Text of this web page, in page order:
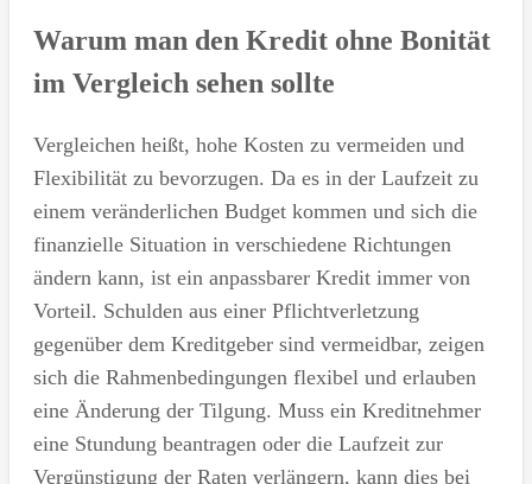
Warum man den Kredit ohne Bonität
im Vergleich sehen sollte
Vergleichen heißt, hohe Kosten zu vermeiden und
Flexibilität zu bevorzugen. Da es in der Laufzeit zu
einem veränderlichen Budget kommen und sich die
finanzielle Situation in verschiedene Richtungen
ändern kann, ist ein anpassbarer Kredit immer von
Vorteil. Schulden aus einer Pflichtverletzung
gegenüber dem Kreditgeber sind vermeidbar, zeigen
sich die Rahmenbedingungen flexibel und erlauben
eine Änderung der Tilgung. Muss ein Kreditnehmer
eine Stundung beantragen oder die Laufzeit zur
Vergünstigung der Raten verlängern, kann dies bei